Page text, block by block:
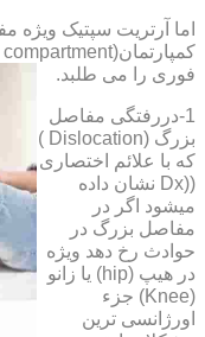
فوری را می طلبد.
1-دررفتگی مفاصل
بزرگ (Dislocation )
که با علائم اختصاری
((Dx نشان داده
میشود اگر در
مفاصل بزرگ در
حوادث رخ دهد ویژه
در هیپ (hip) یا زانو
(Knee) جزء
اورژانسی ترین